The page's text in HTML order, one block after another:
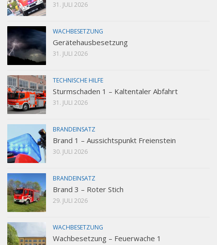
31. JULI 2026
WACHBESETZUNG
Gerätehausbesetzung
31. JULI 2026
TECHNISCHE HILFE
Sturmschaden 1 – Kaltentaler Abfahrt
31. JULI 2026
BRANDEINSATZ
Brand 1 – Aussichtspunkt Freienstein
30. JULI 2026
BRANDEINSATZ
Brand 3 – Roter Stich
29. JULI 2026
WACHBESETZUNG
Wachbesetzung – Feuerwache 1